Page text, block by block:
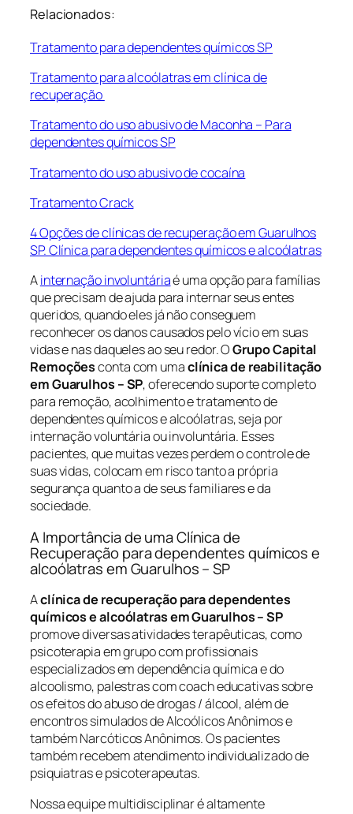
Relacionados:
Tratamento para dependentes químicos SP
Tratamento para alcoólatras em clínica de
recuperação
Tratamento do uso abusivo de Maconha – Para
dependentes químicos SP
Tratamento do uso abusivo de cocaína
Tratamento Crack
4 Opções de clínicas de recuperação em Guarulhos
SP. Clínica para dependentes químicos e alcoólatras
Ainternação involuntáriaé uma opção para famílias
que precisam de ajuda para internar seus entes
queridos, quando eles já não conseguem
reconhecer os danos causados pelo vício em suas
vidas e nas daqueles ao seu redor. OGrupo Capital
Remoçõesconta com umaclínica de reabilitação
em Guarulhos – SP, oferecendo suporte completo
para remoção, acolhimento e tratamento de
dependentes químicos e alcoólatras, seja por
internação voluntária ou involuntária. Esses
pacientes, que muitas vezes perdem o controle de
suas vidas, colocam em risco tanto a própria
segurança quanto a de seus familiares e da
sociedade.
A Importância de uma Clínica de
Recuperação para dependentes químicos e
alcoólatras em Guarulhos – SP
Aclínica de recuperação para dependentes
químicos e alcoólatras em Guarulhos – SP
promove diversas atividades terapêuticas, como
psicoterapia em grupo com profissionais
especializados em dependência química e do
alcoolismo, palestras com coach educativas sobre
os efeitos do abuso de drogas / álcool, além de
encontros simulados de Alcoólicos Anônimos e
também Narcóticos Anônimos. Os pacientes
também recebem atendimento individualizado de
psiquiatras e psicoterapeutas.
Nossa equipe multidisciplinar é altamente